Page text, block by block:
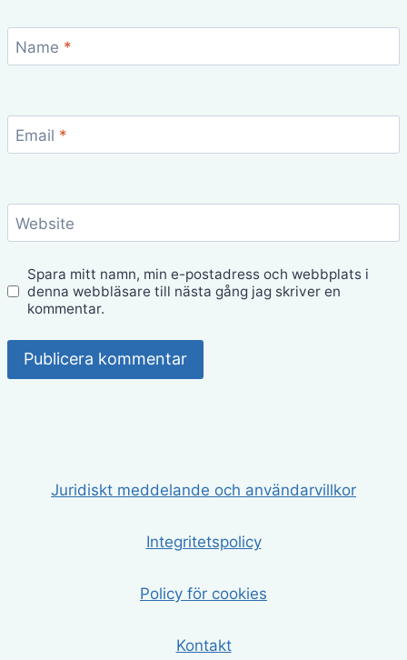
Name *
Email *
Website
Spara mitt namn, min e-postadress och webbplats i
denna webbläsare till nästa gång jag skriver en
kommentar.
Juridiskt meddelande och användarvillkor
Integritetspolicy
Policy för cookies
Kontakt